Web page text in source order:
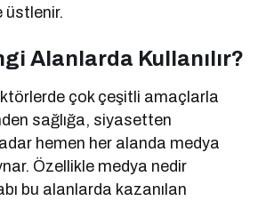
üstlenir.
Alanlarda Kullanılır?
çok çeşitli amaçlarla
sağlığa, siyasetten
hemen her alanda medya
Özellikle medya nedir
bu alanlarda kazanılan